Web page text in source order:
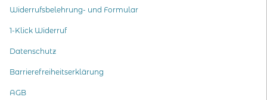
Widerrufsbelehrung- und Formular
1-Klick Widerruf
Datenschutz
Barrierefreiheitserklärung
AGB